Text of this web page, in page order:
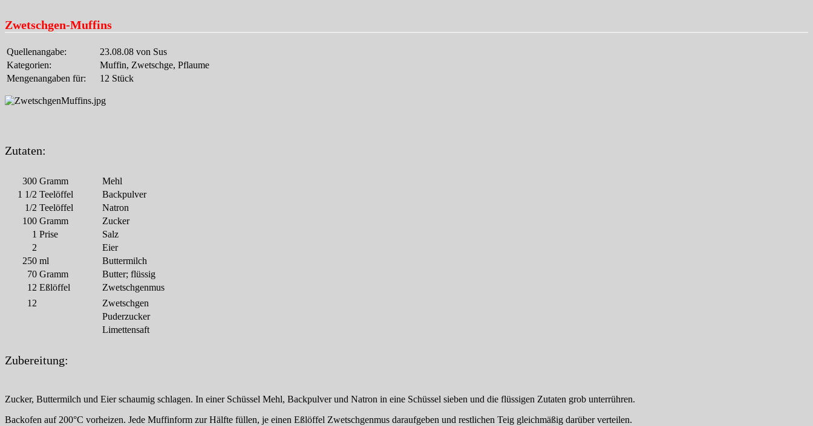
Zwetschgen-Muffins
Quellenangabe:
23.08.08 von Sus
Kategorien:
Muffin, Zwetschge, Pflaume
Mengenangaben für:
12 Stück
Zutaten:
300 Gramm
Mehl
1 1/2 Teelöffel
Backpulver
1/2 Teelöffel
Natron
100 Gramm
Zucker
1 Prise
Salz
2
Eier
250 ml
Buttermilch
70 Gramm
Butter; flüssig
12 Eßlöffel
Zwetschgenmus
12
Zwetschgen
Puderzucker
Limettensaft
Zubereitung:
Zucker, Buttermilch und Eier schaumig schlagen. In einer Schüssel Mehl, Backpulver und Natron in eine Schüssel sieben und die flüssigen Zutaten grob unterrühren.
Backofen auf 200°C vorheizen. Jede Muffinform zur Hälfte füllen, je einen Eßlöffel Zwetschgenmus daraufgeben und restlichen Teig gleichmäßig darüber verteilen.